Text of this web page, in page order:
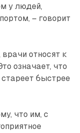
у людей,
– говорит
относят к
означает, что
быстрее
что им, с